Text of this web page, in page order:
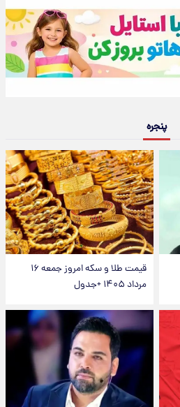
پنجره
قیمت طلا و سکه امروز جمعه ۱۶
مرداد ۱۴۰۵ +جدول